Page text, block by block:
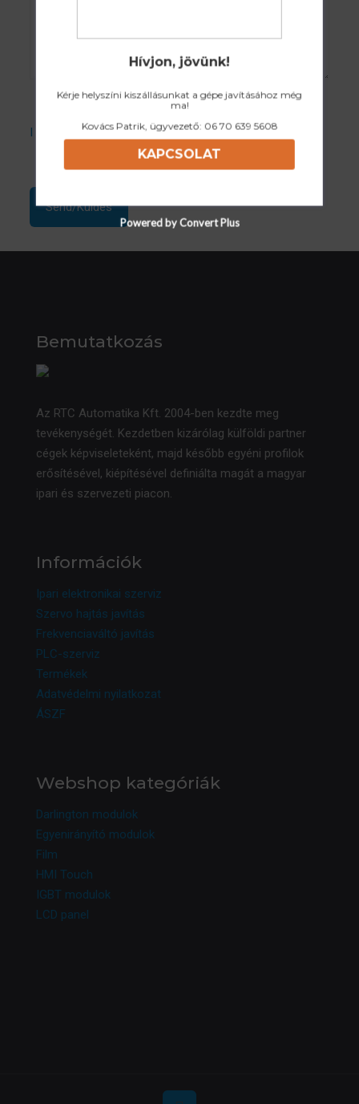
I accept the Privacy Policy
Bemutatkozás
Az RTC Automatika Kft. 2004-ben kezdte meg
tevékenységét. Kezdetben kizárólag külföldi partner
cégek képviseleteként, majd később egyéni profilok
erősítésével, kiépítésével definiálta magát a magyar
ipari és szervezeti piacon.
Információk
Ipari elektronikai szerviz
Szervo hajtás javítás
Frekvenciaváltó javítás
PLC-szerviz
Termékek
Adatvédelmi nyilatkozat
ÁSZF
Webshop kategóriák
Darlington modulok
Egyenirányító modulok
Film
HMI Touch
IGBT modulok
LCD panel
Hívjon, jövünk!
Kérje helyszíni kiszállásunkat a gépe javításához még
ma!
Kovács Patrik, ügyvezető: 06 70 639 5608
KAPCSOLAT
Powered by Convert Plus